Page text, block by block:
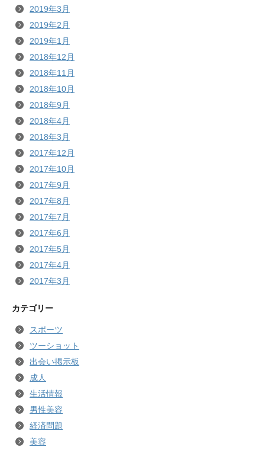
2019年3月
2019年2月
2019年1月
2018年12月
2018年11月
2018年10月
2018年9月
2018年4月
2018年3月
2017年12月
2017年10月
2017年9月
2017年8月
2017年7月
2017年6月
2017年5月
2017年4月
2017年3月
カテゴリー
スポーツ
ツーショット
出会い掲示板
成人
生活情報
男性美容
経済問題
美容